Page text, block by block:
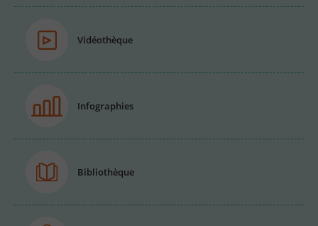
Vidéothèque
Infographies
Bibliothèque